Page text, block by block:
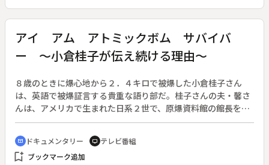
が続いている。専門家は「教育は国の根本。日本全体の危機
だ」と指摘する。先生たちの働き方改革は今差し迫った問題と
なっている。
アイ アム アトミックボム サバイバ
ー ～小倉桂子が伝え続ける理由～
８歳のときに爆心地から２．４キロで被爆した小倉桂子さん
は、英語で被爆証言する貴重な語り部だ。桂子さんの夫・馨さ
んは、アメリカで生まれた日系２世で、原爆資料館の館長を務
めるなど、平和行政に心血を注いだが、５７歳の若さで突然こ
の世を去った。桂子さんはその後、夫を訪ねてきた外国人の通
訳を務めるようになり、意図せず、被爆者の通訳をするように
なる。それでも被爆の惨状を目の当たりにし、トラウマを抱え
cinematic_blur ドキュメンタリー tv テレビ番組
bookmark_add ブックマーク追加